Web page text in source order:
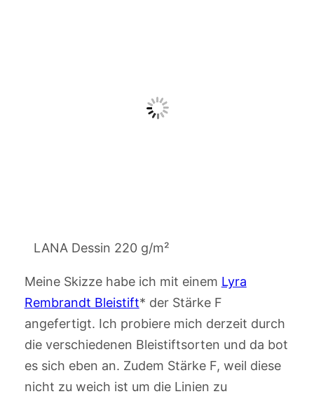
LANA Dessin 220 g/m²
Meine Skizze habe ich mit einem Lyra
Rembrandt Bleistift* der Stärke F
angefertigt. Ich probiere mich derzeit durch
die verschiedenen Bleistiftsorten und da bot
es sich eben an. Zudem Stärke F, weil diese
nicht zu weich ist um die Linien zu